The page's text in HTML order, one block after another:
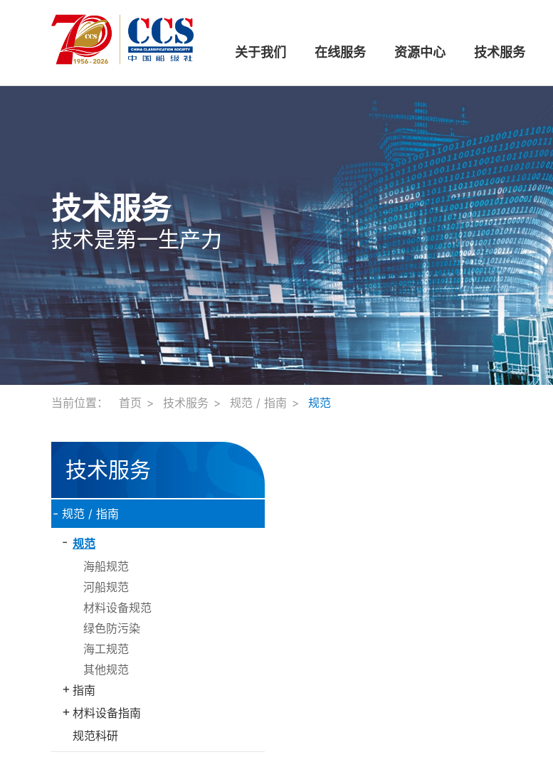
关于我们 在线服务 资源中心 技术服务
技术服务
技术是第一生产力
当前位置： 首页 技术服务 规范 / 指南 规范
技术服务
- 规范 / 指南
- 规范
海船规范
河船规范
材料设备规范
绿色防污染
海工规范
其他规范
+ 指南
+ 材料设备指南
规范科研